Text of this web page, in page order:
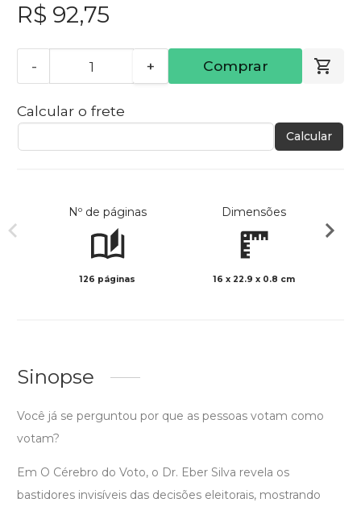
R$ 92,75
- + Comprar
Calcular o frete
Calcular
Nº de páginas
126 páginas
Dimensões
16 x 22.9 x 0.8 cm
Sinopse
Você já se perguntou por que as pessoas votam como
votam?
Em O Cérebro do Voto, o Dr. Eber Silva revela os
bastidores invisíveis das decisões eleitorais, mostrando